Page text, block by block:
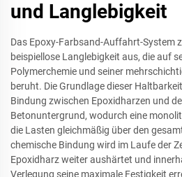
und Langlebigkeit
Das Epoxy-Farbsand-Auffahrt-System
beispiellose Langlebigkeit aus, die auf
Polymerchemie und seiner
beruht. Die Grundlage dieser
Bindung zwischen Epoxidharzen und
Betonuntergrund, wodurch eine
die Lasten gleichmäßig über den
chemische Bindung wird im Laufe der
Epoxidharz weiter aushärtet und
Verlegung seine maximale Festigkeit